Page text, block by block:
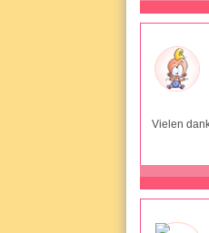
Vielen